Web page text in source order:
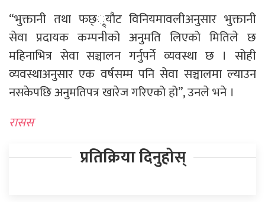
“भुक्तानी तथा फछ््र्यौट विनियमावलीअनुसार भुक्तानी
सेवा प्रदायक कम्पनीको अनुमति लिएको मितिले छ
महिनाभित्र सेवा सञ्चालन गर्नुपर्ने व्यवस्था छ । सोही
व्यवस्थाअनुसार एक वर्षसम्म पनि सेवा सञ्चालमा ल्याउन
नसकेपछि अनुमतिपत्र खारेज गरिएको हो”, उनले भने ।
रासस
प्रतिक्रिया दिनुहोस्